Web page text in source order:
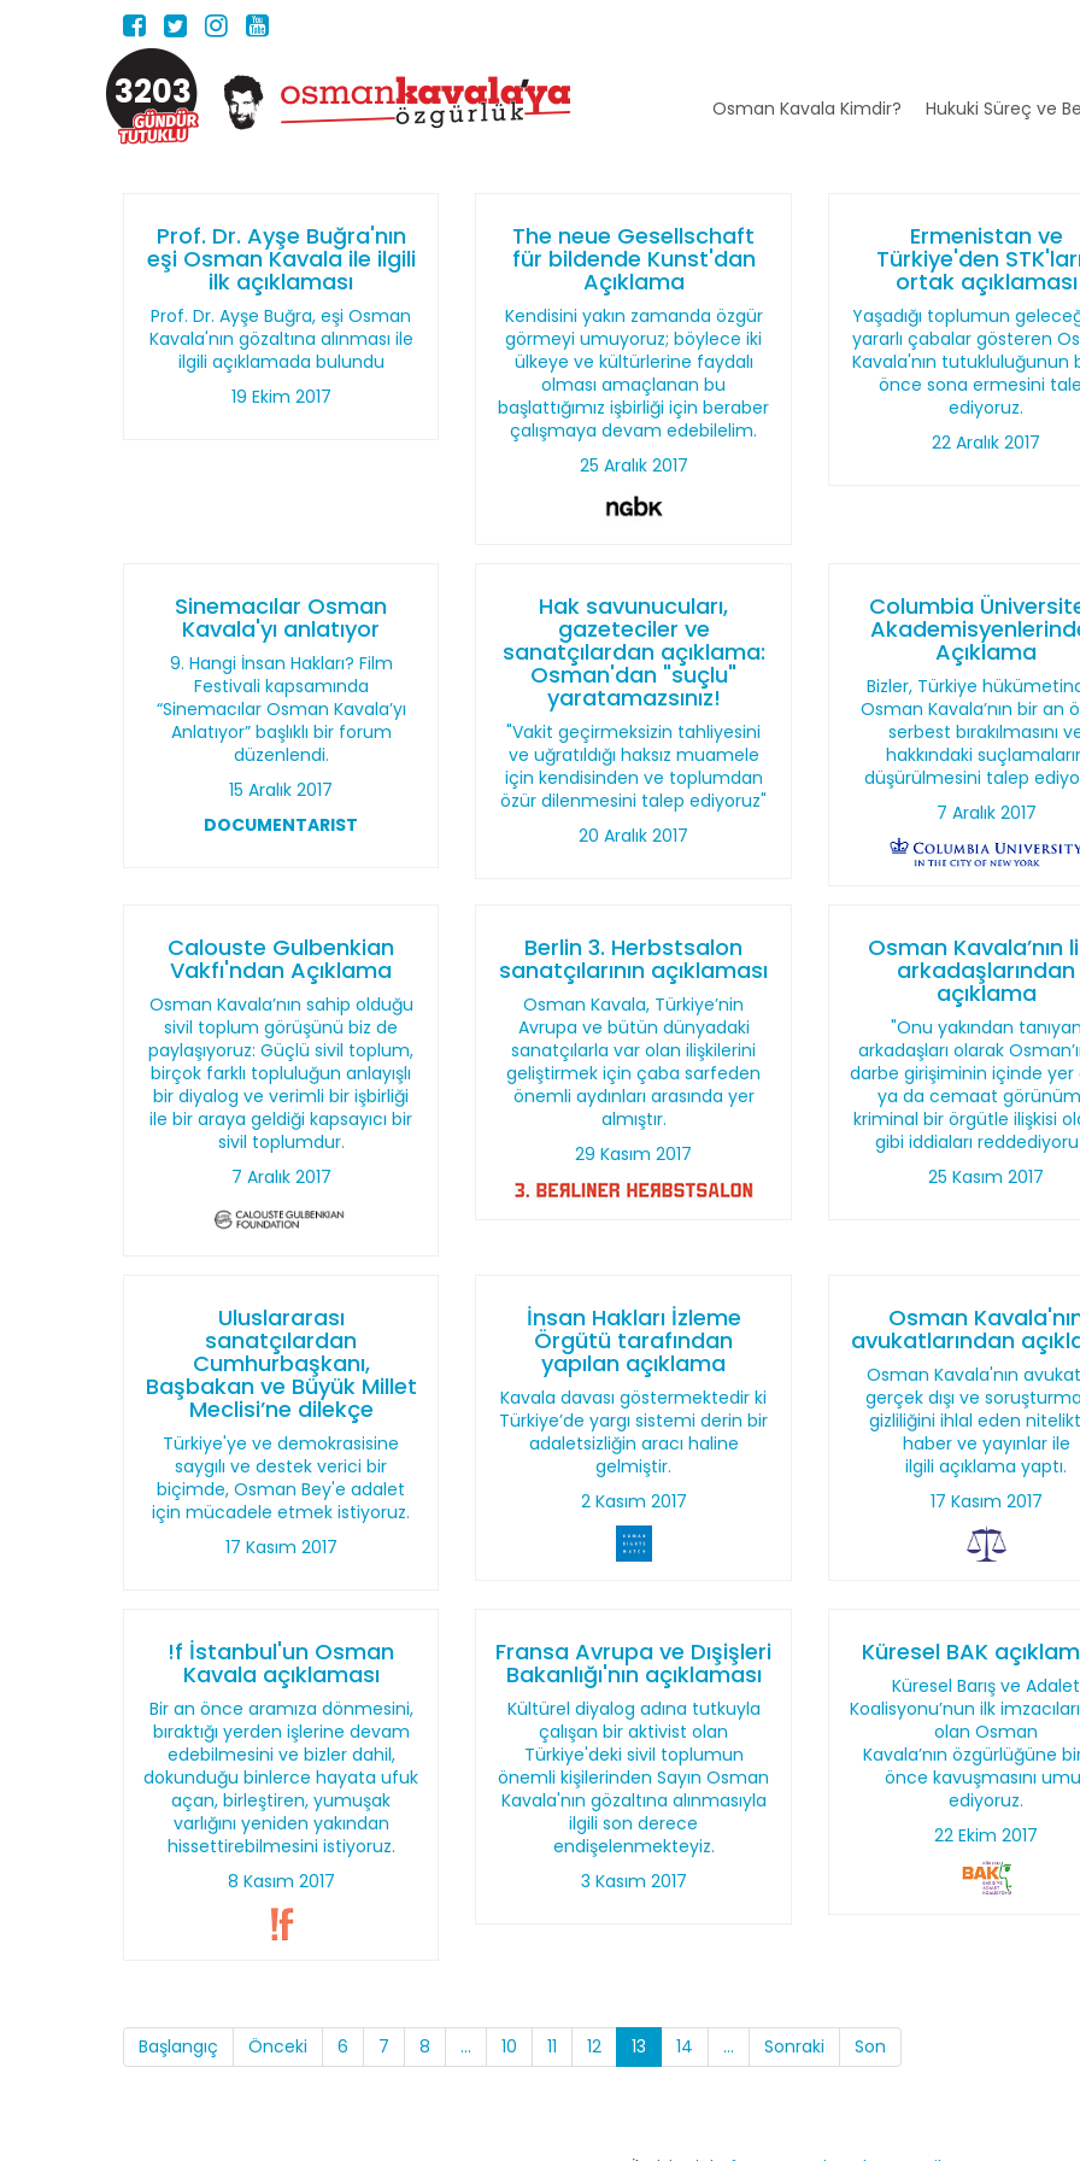
3203 Osman Kavala Kimdir? Hukuki Süreç ve
Prof. Dr. Ayşe Buğra'nın
eşi Osman Kavala ile ilgili
ilk açıklaması
Prof. Dr. Ayşe Buğra, eşi Osman
Kavala'nın gözaltına alınması ile
ilgili açıklamada bulundu
19 Ekim 2017
The neue Gesellschaft
für bildende Kunst'dan
Açıklama
Kendisini yakın zamanda özgür
görmeyi umuyoruz; böylece iki
ülkeye ve kültürlerine faydalı
olması amaçlanan bu
başlattığımız işbirliği için beraber
çalışmaya devam edebilelim.
25 Aralık 2017
Ermenistan ve
Türkiye'den
ortak açıklaması
Yaşadığı toplumun
yararlı çabalar gösteren
Kavala'nın tutukluluğunun
önce sona ermesini
ediyoruz.
22 Aralık 2017
Sinemacılar Osman
Kavala'yı anlatıyor
9. Hangi İnsan Hakları? Film
Festivali kapsamında
“Sinemacılar Osman Kavala’yı
Anlatıyor” başlıklı bir forum
düzenlendi.
15 Aralık 2017
DOCUMENTARIST
Hak savunucuları,
gazeteciler ve
sanatçılardan açıklama:
Osman'dan "suçlu"
yaratamazsınız!
"Vakit geçirmeksizin tahliyesini
ve uğratıldığı haksız muamele
için kendisinden ve toplumdan
özür dilenmesini talep ediyoruz"
20 Aralık 2017
Columbia
Açıklama
Bizler, Türkiye
Osman Kavala’nın bir an
serbest bırakılmasını
hakkındaki
düşürülmesini talep
7 Aralık 2017
Calouste Gulbenkian
Vakfı'ndan Açıklama
Osman Kavala’nın sahip olduğu
sivil toplum görüşünü biz de
paylaşıyoruz: Güçlü sivil toplum,
birçok farklı topluluğun anlayışlı
bir diyalog ve verimli bir işbirliği
ile bir araya geldiği kapsayıcı bir
sivil toplumdur.
7 Aralık 2017
Berlin 3. Herbstsalon
sanatçılarının açıklaması
Osman Kavala, Türkiye’nin
Avrupa ve bütün dünyadaki
sanatçılarla var olan ilişkilerini
geliştirmek için çaba sarfeden
önemli aydınları arasında yer
almıştır.
29 Kasım 2017
Osman Kavala’nın
arkadaşlarından
açıklama
"Onu yakından tanıyan
arkadaşları olarak
darbe girişiminin içinde yer
ya da cemaat
kriminal bir örgütle ilişkisi
gibi iddiaları
25 Kasım 2017
Uluslararası
sanatçılardan
Cumhurbaşkanı,
Başbakan ve Büyük Millet
Meclisi’ne dilekçe
Türkiye'ye ve demokrasisine
saygılı ve destek verici bir
biçimde, Osman Bey'e adalet
için mücadele etmek istiyoruz.
17 Kasım 2017
İnsan Hakları İzleme
Örgütü tarafından
yapılan açıklama
Kavala davası göstermektedir ki
Türkiye’de yargı sistemi derin bir
adaletsizliğin aracı haline
gelmiştir.
2 Kasım 2017
Osman
avukatlarından
Osman Kavala'nın
gerçek dışı ve
gizliliğini ihlal eden
haber ve yayınlar ile
ilgili açıklama yaptı.
17 Kasım 2017
!f İstanbul'un Osman
Kavala açıklaması
Bir an önce aramıza dönmesini,
bıraktığı yerden işlerine devam
edebilmesini ve bizler dahil,
dokunduğu binlerce hayata ufuk
açan, birleştiren, yumuşak
varlığını yeniden yakından
hissettirebilmesini istiyoruz.
8 Kasım 2017
Fransa Avrupa ve Dışişleri
Bakanlığı'nın açıklaması
Kültürel diyalog adına tutkuyla
çalışan bir aktivist olan
Türkiye'deki sivil toplumun
önemli kişilerinden Sayın Osman
Kavala'nın gözaltına alınmasıyla
ilgili son derece
endişelenmekteyiz.
3 Kasım 2017
Küresel BAK
Küresel Barış ve Adalet
Koalisyonu’nun ilk
olan Osman
Kavala’nın özgürlüğüne
önce kavuşmasını
ediyoruz.
22 Ekim 2017
Başlangıç Önceki 6 7 8 ... 10 11 12 13 14 ... Sonraki Son